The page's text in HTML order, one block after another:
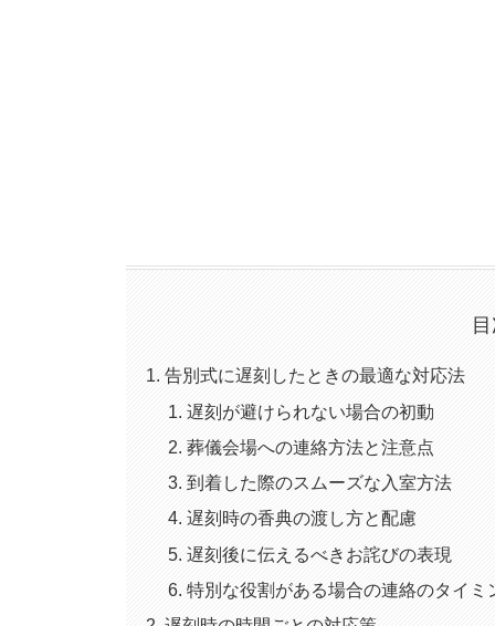
告別式に遅刻したときの最適な対応法
遅刻が避けられない場合の初動
葬儀会場への連絡方法と注意点
到着した際のスムーズな入室方法
遅刻時の香典の渡し方と配慮
遅刻後に伝えるべきお詫びの表現
特別な役割がある場合の連絡のタイミ